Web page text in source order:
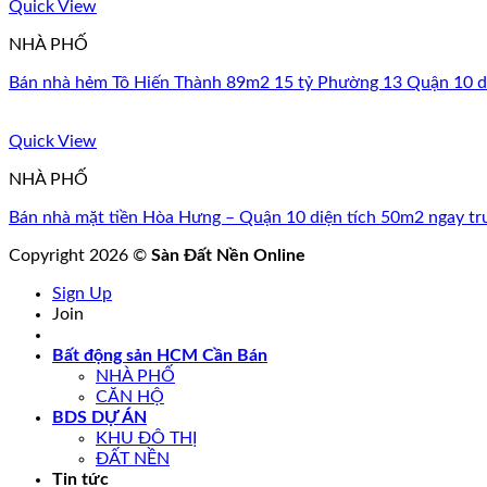
Quick View
NHÀ PHỐ
Bán nhà hẻm Tô Hiến Thành 89m2 15 tỷ Phường 13 Quận 10
Quick View
NHÀ PHỐ
Bán nhà mặt tiền Hòa Hưng – Quận 10 diện tích 50m2 ngay
Copyright 2026 © Sàn Đất Nền Online
Sign Up
Join
Bất động sản HCM Cần Bán
NHÀ PHỐ
CĂN HỘ
BDS DỰ ÁN
KHU ĐÔ THỊ
ĐẤT NỀN
Tin tức